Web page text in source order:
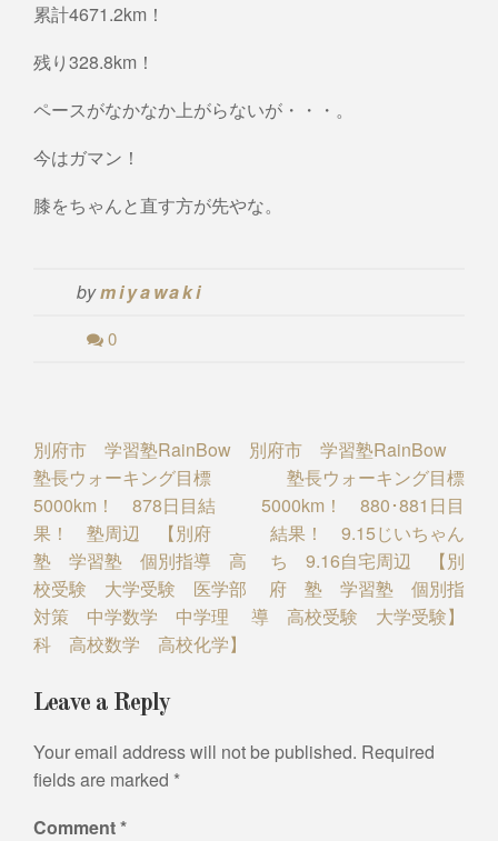
累計4671.2km！
残り328.8km！
ペースがなかなか上がらないが・・・。
今はガマン！
膝をちゃんと直す方が先やな。
bymiyawaki
0
Post
navigation
別府市 学習塾RainBow
塾長ウォーキング目標
5000km！ 878日目結
果！ 塾周辺 【別府
塾 学習塾 個別指導 高
校受験 大学受験 医学部
対策 中学数学 中学理
科 高校数学 高校化学】
別府市 学習塾RainBow
塾長ウォーキング目標
5000km！ 880･881日目
結果！ 9.15じいちゃん
ち 9.16自宅周辺 【別
府 塾 学習塾 個別指
導 高校受験 大学受験】
Leave a Reply
Your email address will not be published. Required
fields are marked *
Comment*